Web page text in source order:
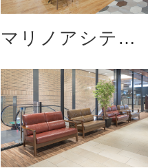
マリノアシテ
ィ 福岡